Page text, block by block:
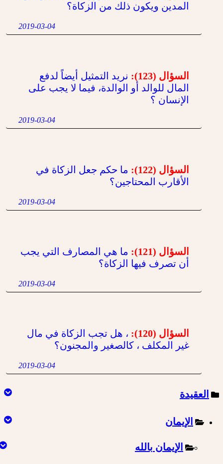
المدين ويكون ذلك من الزكاة؟
2019-03-04
السؤال (123):
نريد التمثيل أيضاً لدفع
المال للوالد أو الوالدة، فيما لا يجب على
الإنسان ؟
2019-03-04
السؤال (122):
ما حكم جعل الزكاة في
الأقارب المحتاجين؟
2019-03-04
السؤال (121):
ما هي المصارف التي يجب
أن تصرف فيها الزكاة؟
2019-03-04
السؤال (120):
، هل تجب الزكاة في مال
غير المكلف ، كالصغير والمجنون؟
2019-03-04
العقيدة
الإيمان
الإيمان بالله